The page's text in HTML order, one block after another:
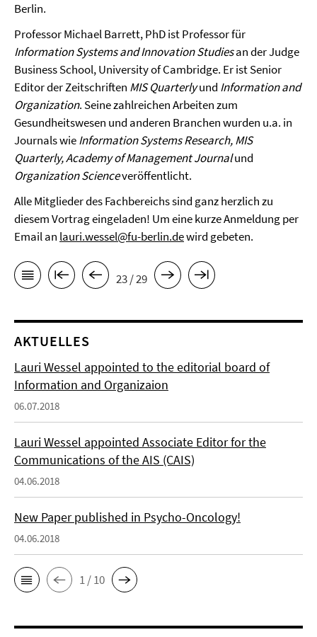
Berlin.
Professor Michael Barrett, PhD ist Professor für
Information Systems and Innovation Studiesan der Judge
Business School, University of Cambridge. Er ist Senior
Editor der Zeitschriften MIS Quarterlyund Information and
Organization. Seine zahlreichen Arbeiten zum
Gesundheitswesen und anderen Branchen wurden u.a. in
Journals wieInformation Systems Research, MIS
Quarterly, Academy of Management Journalund
Organization Scienceveröffentlicht.
Alle Mitglieder des Fachbereichs sind ganz herzlich zu
diesem Vortrag eingeladen! Um eine kurze Anmeldung per
Email an lauri.wessel@fu-berlin.dewird gebeten.
23 / 29
AKTUELLES
Lauri Wessel appointed to the editorial board of
Information and Organizaion
06.07.2018
Lauri Wessel appointed Associate Editor for the
Communications of the AIS (CAIS)
04.06.2018
New Paper published in Psycho-Oncology!
04.06.2018
1 / 10